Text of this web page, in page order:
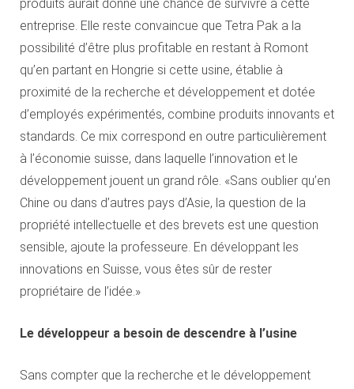
produits aurait donné une chance de survivre à cette
entreprise. Elle reste convaincue que Tetra Pak a la
possibilité d’être plus profitable en restant à Romont
qu’en partant en Hongrie si cette usine, établie à
proximité de la recherche et développement et dotée
d’employés expérimentés, combine produits innovants et
standards. Ce mix correspond en outre particulièrement
à l’économie suisse, dans laquelle l’innovation et le
développement jouent un grand rôle. «Sans oublier qu’en
Chine ou dans d’autres pays d’Asie, la question de la
propriété intellectuelle et des brevets est une question
sensible, ajoute la professeure. En développant les
innovations en Suisse, vous êtes sûr de rester
propriétaire de l’idée.»
Le développeur a besoin de descendre à l’usine
Sans compter que la recherche et le développement